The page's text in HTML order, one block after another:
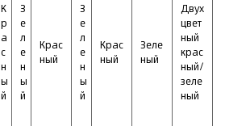
К
р
а
с
н
ы
й
З
е
л
е
н
ы
й
Крас
ный
З
е
л
е
н
ы
й
Крас
ный
Зеле
ный
Двух
цвет
ный
крас
ный/
зеле
ный